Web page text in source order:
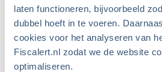
laten functioneren, bijvoorbeeld
dubbel hoeft in te voeren.
cookies voor het analyseren van
Fiscalert.nl zodat we de website
optimaliseren.